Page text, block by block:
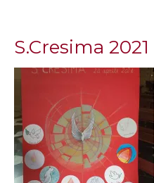
S.Cresima 2021